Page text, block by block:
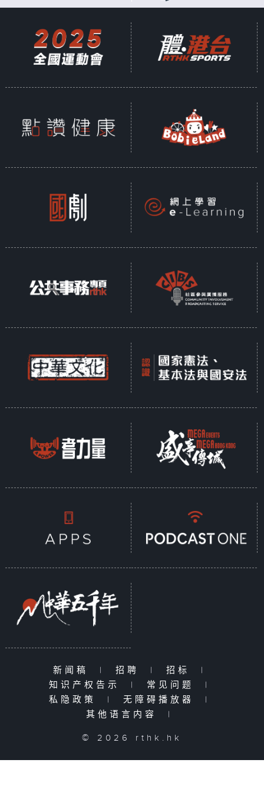
新闻稿 | 招聘 | 招标
|
知识产权告示
| 常见问题
|
私隐政策
| 无障碍播放器
|
其他语言内容
|
© 2026 rthk.hk